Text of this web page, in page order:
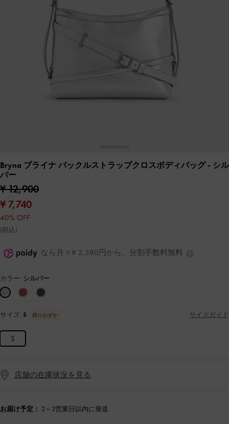
Bryna ブライナ バックルストラップクロスボディバッグ- シル
バー
¥ 12,900
¥ 7,740
40% OFF
(税込)
なら月々¥ 2,580円から。分割手数料無料
カラー: シルバー
サイズ: S 残りわずか サイズガイド
S
店舗の在庫状況を見る
お届け予定： 2～3営業日以内に発送